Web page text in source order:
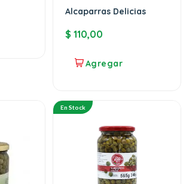
Alcaparras Delicias
$ 110,00
En Stock